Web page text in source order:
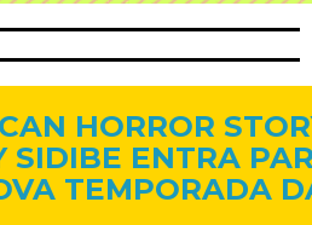
HORROR
SIDIBE ENTRA
TEMPORADA